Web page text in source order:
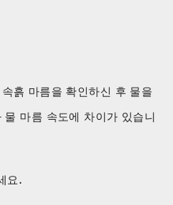
흙 마름을 확인하신 후 물을
마름 속도에 차이가 있습니
요.